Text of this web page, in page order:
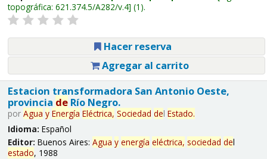
topográfica: 621.374.5/A282/v.4 (1).
Hacer reserva
Agregar al carrito
Estacion transformadora San Antonio Oeste,
provincia deRío Negro.
por Agua y Energía Eléctrica, Sociedad del Estado.
Idioma: Español
Editor: Buenos Aires: Agua y energía eléctrica, sociedad del
estado, 1988